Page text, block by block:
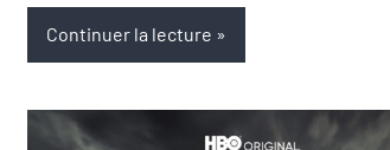
Continuer la lecture